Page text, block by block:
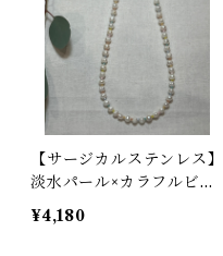
【サージカルステンレス】
淡水パール×カラフルビー
ズ ネックレス
¥4,180